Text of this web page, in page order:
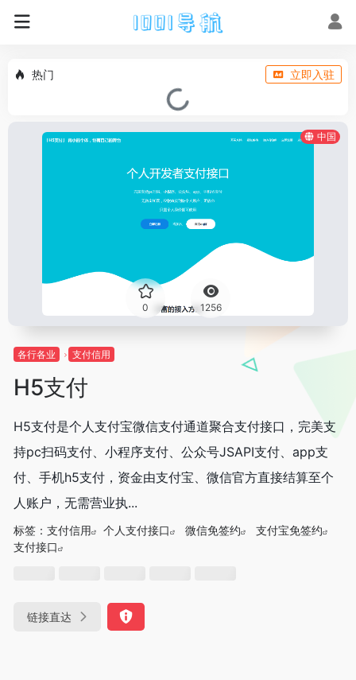
热门 立即入驻
中国
0 1256
各行各业 支付信用
H5支付
H5支付是个人支付宝微信支付通道聚合支付接口，完美支
持pc扫码支付、小程序支付、公众号JSAPI支付、app支
付、手机h5支付，资金由支付宝、微信官方直接结算至个
人账户，无需营业执...
标签： 支付信用 个人支付接口 微信免签约
支付宝免签约
支付接口
链接直达